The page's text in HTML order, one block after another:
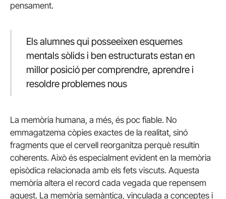
pensament.
Els alumnes qui posseeixen esquemes
mentals sòlids i ben estructurats estan en
millor posició per comprendre, aprendre i
resoldre problemes nous
La memòria humana, a més, és poc fiable. No
emmagatzema còpies exactes de la realitat, sinó
fragments que el cervell reorganitza perquè resultin
coherents. Això és especialment evident en la memòria
episòdica relacionada amb els fets viscuts. Aquesta
memòria altera el record cada vegada que repensem
aquest. La memòria semàntica, vinculada a conceptes i